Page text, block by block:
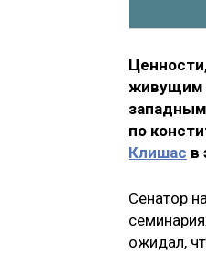
живущим
по
Клишас в
Сенатор
ожидал,